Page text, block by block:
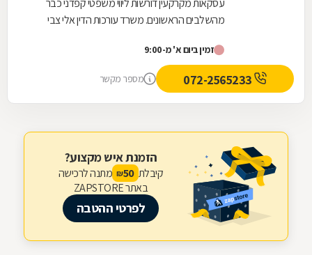
עסקאות מקרקעין דורשות ליווי משפטי קפדני כבר
מהשלבים הראשונים. משרד עורכות הדין אלי צבי
לרבות...
זמין ביום א' מ-9:00
מספר מקשר
הזמנת איש מקצוע?
קיבלת 50
₪ מתנה לרכישה
באתר ZAPSTORE
לפרטי ההטבה